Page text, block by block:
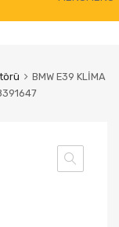
BMW E39 KLİMA